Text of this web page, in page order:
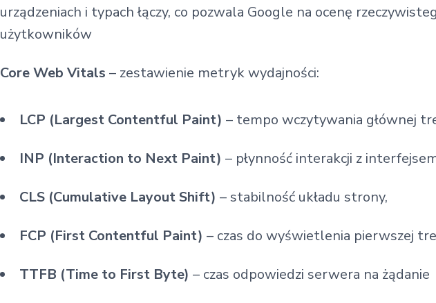
urządzeniach i typach łączy, co pozwala Google na ocenę
użytkowników
Core Web Vitals – zestawienie metryk wydajności:
LCP (Largest Contentful Paint) – tempo wczytywania głównej
INP (Interaction to Next Paint) – płynność interakcji z
CLS (Cumulative Layout Shift) – stabilność układu strony,
FCP (First Contentful Paint) – czas do wyświetlenia pierwszej
TTFB (Time to First Byte) – czas odpowiedzi serwera na żądanie